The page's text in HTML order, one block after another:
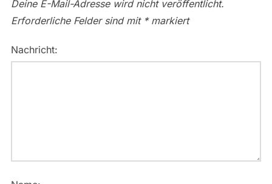
Deine E-Mail-Adresse wird nicht veröffentlicht.
Erforderliche Felder sind mit *markiert
Nachricht: